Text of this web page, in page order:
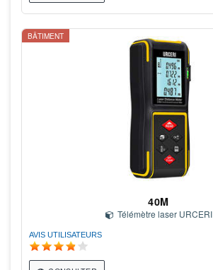
BÂTIMENT
40M
Télémètre laser URCERI
AVIS UTILISATEURS